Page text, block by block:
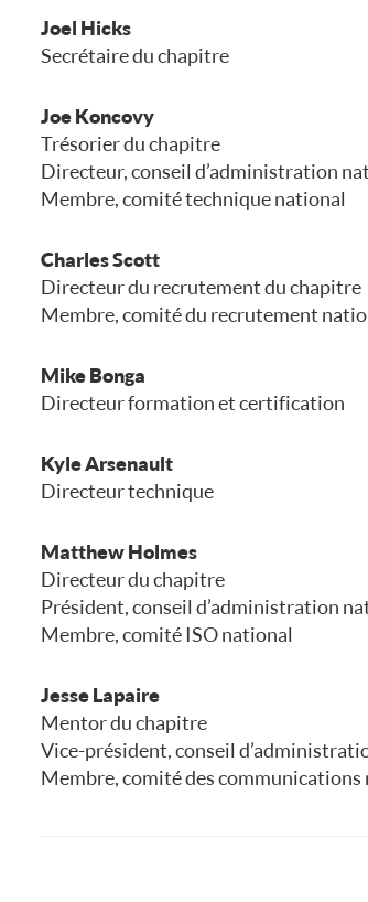
FOIRE AUX QUESTIONS
Joel Hicks
Secrétaire du chapitre
Joe Koncovy
Trésorier du chapitre
Directeur, conseil d’administration
Membre, comité technique national
Charles Scott
Directeur du recrutement du chapitre
Membre, comité du recrutement
Mike Bonga
Directeur formation et certification
Kyle Arsenault
Directeur technique
Matthew Holmes
Directeur du chapitre
Président, conseil d’administration
Membre, comité ISO national
Jesse Lapaire
Mentor du chapitre
Vice-président, conseil
Membre, comité des communications